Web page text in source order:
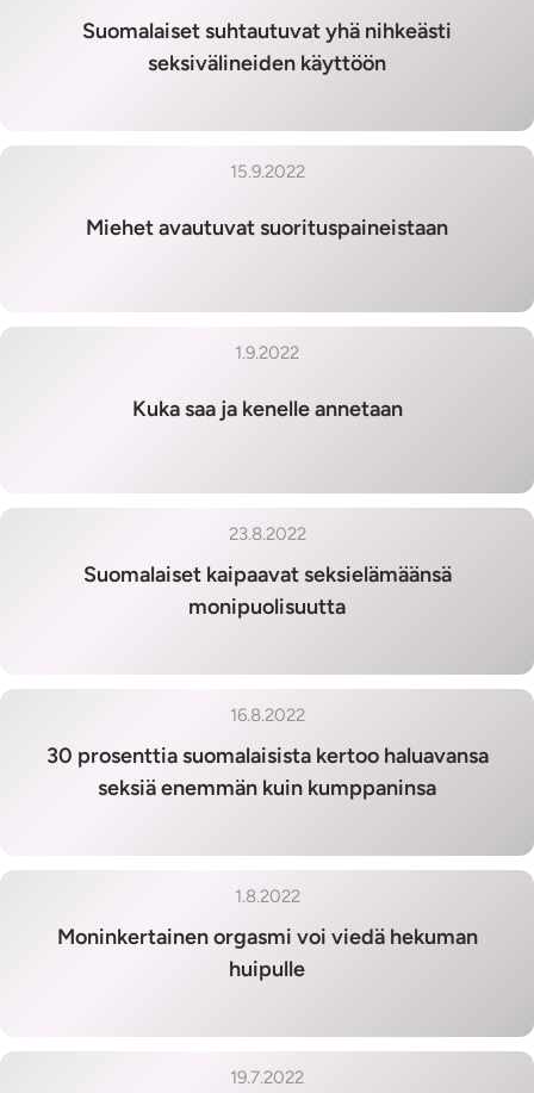
Suomalaiset suhtautuvat yhä nihkeästi
seksivälineiden käyttöön
Miehet avautuvat suorituspaineistaan
15.9.2022
Kuka saa ja kenelle annetaan
1.9.2022
Suomalaiset kaipaavat seksielämäänsä
monipuolisuutta
23.8.2022
30 prosenttia suomalaisista kertoo haluavansa
seksiä enemmän kuin kumppaninsa
16.8.2022
Moninkertainen orgasmi voi viedä hekuman
huipulle
1.8.2022
19.7.2022